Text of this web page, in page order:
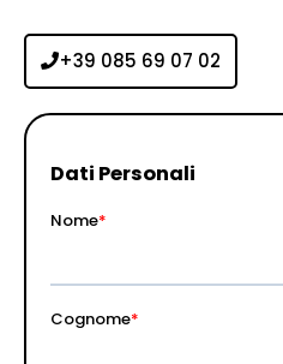
+39 085 69 07 02